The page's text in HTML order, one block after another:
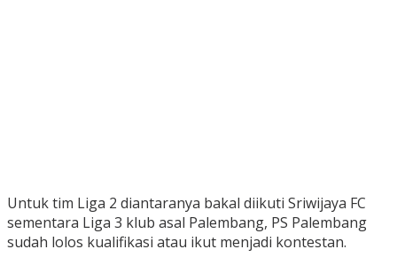
Untuk tim Liga 2 diantaranya bakal diikuti Sriwijaya FC
sementara Liga 3 klub asal Palembang, PS Palembang
sudah lolos kualifikasi atau ikut menjadi kontestan.